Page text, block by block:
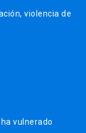
violencia de
vulnerado